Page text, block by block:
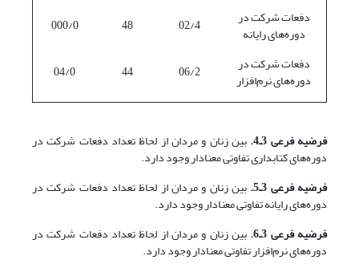
دفعات شرکت در
دوره‌های رایانه 02/4
48
000/0
دفعات شرکت در
دوره‌های نرم‌افزار 06/2
44
04/0
فرضیه فرعی 3ـ4. بین زنان و مردان از لحاظ تعداد دفعات شرکت در
دوره‌های کتابداری تفاوتی معنادار وجود دارد.
فرضیه فرعی 3ـ5.
بین زنان و مردان از لحاظ تعداد دفعات شرکت در
دوره‌های رایانه تفاوتی معنادار وجود دارد.
فرضیه فرعی 3ـ6.
بین زنان و مردان از لحاظ تعداد دفعات شرکت در
دوره‌های نرم‌افزار تفاوتی معنادار وجود دارد.